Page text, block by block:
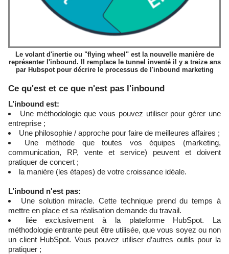
Le volant d'inertie ou "flying wheel" est la nouvelle manière de
représenter l'inbound. Il remplace le tunnel inventé il y a treize ans
par Hubspot pour décrire le processus de l'inbound marketing
Ce qu'est et ce que n'est pas l'inbound
L’inbound est:
Une méthodologie que vous pouvez utiliser pour gérer une
entreprise ;
Une philosophie / approche pour faire de meilleures affaires ;
Une méthode que toutes vos équipes (marketing,
communication, RP, vente et service) peuvent et doivent
pratiquer de concert ;
la manière (les étapes) de votre croissance idéale.
L’inbound n'est pas:
Une solution miracle. Cette technique prend du temps à
mettre en place et sa réalisation demande du travail.
liée exclusivement à la plateforme HubSpot. La
méthodologie entrante peut être utilisée, que vous soyez ou non
un client HubSpot. Vous pouvez utiliser d’autres outils pour la
pratiquer ;